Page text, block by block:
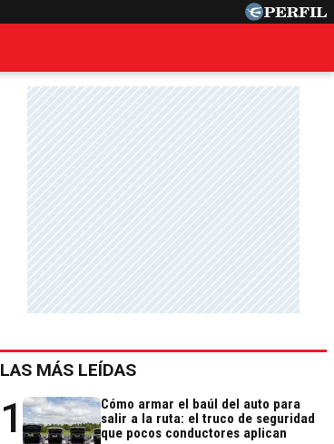
LAS MÁS LEÍDAS
1
Cómo armar el baúl del auto para
salir a la ruta: el truco de seguridad
que pocos conductores aplican